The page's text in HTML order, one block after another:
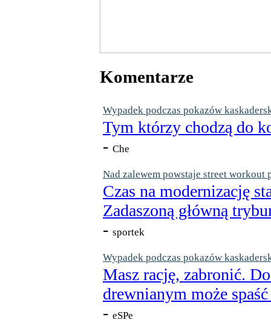
Komentarze
Wypadek podczas pokazów
Tym którzy chodzą do
- Che
Nad zalewem powstaje street workout
Czas na modernizację
Zadaszoną główną
- sportek
Wypadek podczas pokazów
Masz rację, zabronić.
drewnianym może
- eSPe